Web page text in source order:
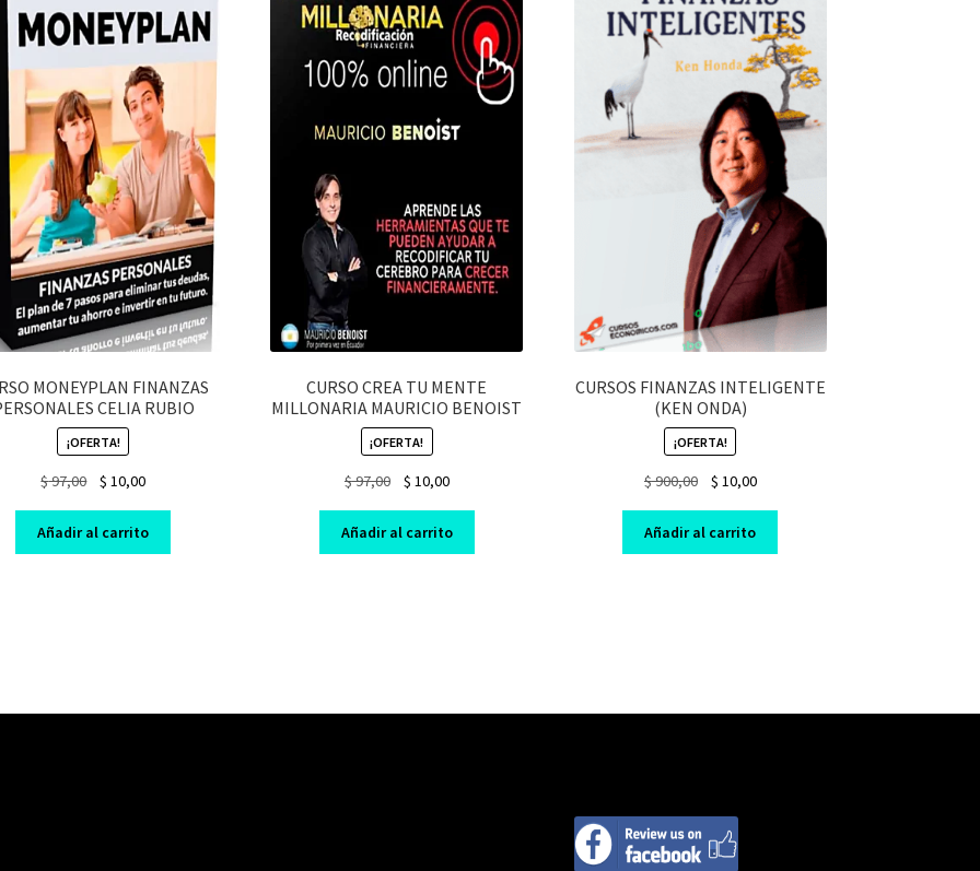
MONEYPLAN FINANZAS
CELIA RUBIO
¡OFERTA!
$97,00
Original
was:
$ 97,00.
$ 10,00Current
is:
$ 10,00.
Añadir al carrito
CURSO CREA TU MENTE
MILLONARIA MAURICIO BENOIST
¡OFERTA!
$97,00
Original
was:
$ 97,00.
$ 10,00Current
is:
$ 10,00.
Añadir al carrito
CURSOS FINANZAS INTELIGENTE
(KEN ONDA)
¡OFERTA!
$900,00
Original
was:
$ 900,00.
$ 10,00Current
is:
$ 10,00.
Añadir al carrito